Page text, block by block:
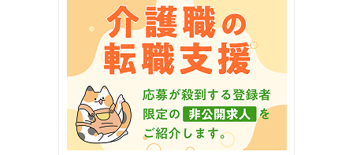
月給47万円〜62.5万円
【年収1000万円も可能×土日祝休み】外国人人材紹介の法人営業｜マネジメ
ント業務 【高収入！稼ぐな…続きを見る
提供：上野グループホールディングス株式会社
法務・コンプライアンス ／ 「測量士・測量士補・測量助手」最新
ドローン・3Dレーザースキャナーを駆使する先進的測量技術者／
創業90年の強固なグループ基盤／京都・丸太町駅徒歩1分／完全週
休2日（土日祝）
ひかり司法書士法人
土日休み 高収入
年収800万円〜1,000万円